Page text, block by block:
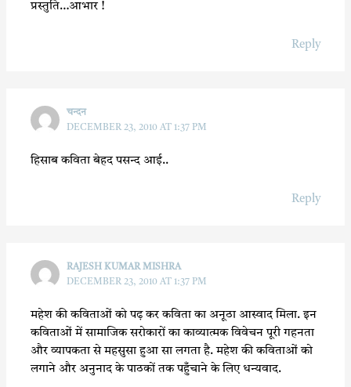
प्रस्‍तुति‍…आभार !
Reply
चन्दन
DECEMBER 23, 2010 AT 1:37 PM
हिसाब कविता बेहद पसन्द आई..
Reply
RAJESH KUMAR MISHRA
DECEMBER 23, 2010 AT 1:37 PM
महेश की कविताओं को पढ़ कर कविता का अनूठा आस्वाद मिला. इन
कविताओं में सामाजिक सरोकारों का काव्यात्मक विवेचन पूरी गहनता
और व्यापकता से महसुसा हुआ सा लगता है. महेश की कविताओं को
लगाने और अनुनाद के पाठकों तक पहुँचाने के लिए धन्यवाद.